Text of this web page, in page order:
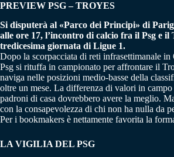
PREVIEW PSG – TROYES
Si disputerà al «Parco dei Principi» di
alle ore 17, l’incontro di calcio fra il Psg e il
tredicesima giornata di Ligue 1.
Dopo la scorpacciata di reti infrasettimanale
Psg si rituffa in campionato per affrontare il
naviga nelle posizioni medio-basse della
oltre un mese. La differenza di valori in campo
padroni di casa dovrebbero avere la meglio.
con la consapevolezza di chi non ha nulla da
Per i bookmakers è nettamente favorita la
LA VIGILIA DEL PSG